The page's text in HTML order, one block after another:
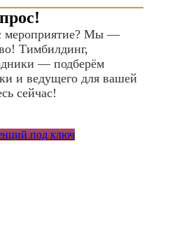
мероприятие? Мы —
Тимбилдинг,
— подберём
и ведущего для вашей
сейчас!
под ключ